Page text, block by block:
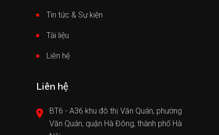
Tin tức & Sự kiện
Tài liệu
Liên hệ
Liên hệ
BT6 - A36 khu đô thị Văn Quán, phường
Văn Quán, quận Hà Đông, thành phố Hà